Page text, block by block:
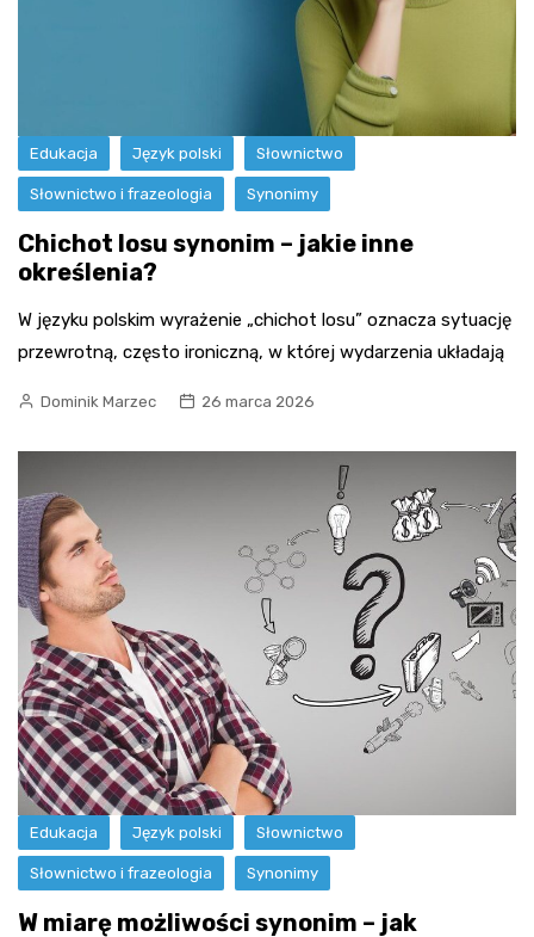
Edukacja Język polski Słownictwo
Słownictwo i frazeologia Synonimy
Chichot losu synonim – jakie inne
określenia?
W języku polskim wyrażenie „chichot losu” oznacza sytuację
przewrotną, często ironiczną, w której wydarzenia układają
Dominik Marzec 26 marca 2026
Edukacja Język polski Słownictwo
Słownictwo i frazeologia Synonimy
W miarę możliwości synonim – jak